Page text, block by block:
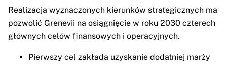
Realizacja wyznaczonych kierunków strategicznych ma
pozwolić Grenevii na osiągnięcie w roku 2030 czterech
głównych celów finansowych i operacyjnych.
Pierwszy cel zakłada uzyskanie dodatniej marży